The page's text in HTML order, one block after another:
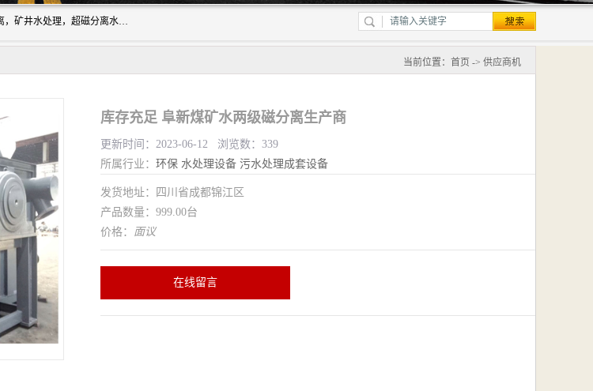
成都源蓉科技公司长期致力于环保技术的研发、设备制造、销售服务。磁分离，超磁分离，矿井水处理，超磁分离水处理设备专业厂家（国家发明专利授权）在水处理领域，公司拥有自己的技术，包括磁分离净化、磁力脱水、精密过滤等，且已获得多项国家发明专利磁分离设备，一级强化设备，磁分离机，磁分离水处理技术服务，超磁分离水处理技术服务。
当前位置： 首页 -> 供应商机
库存充足 阜新煤矿水两级磁分离生产商
更新时间：2023-06-12 浏览数：339
所属行业： 环保 水处理设备 污水处理成套设备
发货地址：四川省成都锦江区
产品数量：999.00台
价格： 面议
在线留言